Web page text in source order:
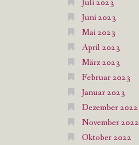
Juli 2023
Juni 2023
Mai 2023
April 2023
März 2023
Februar 2023
Januar 2023
Dezember 2022
November 2022
Oktober 2022